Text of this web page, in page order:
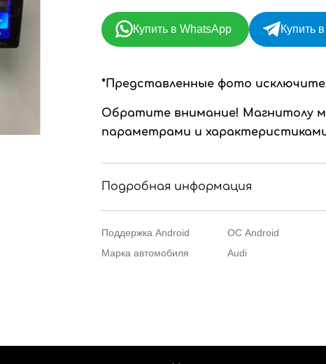
Купить в WhatsApp Купить
*Представленные фото
Обратите внимание! Магнитолу
параметрами и
Подробная информация
Поддержка Android
ОС Android
Марка автомобиля
Audi